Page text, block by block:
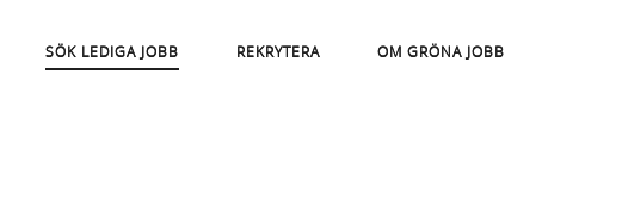
SÖK LEDIGA JOBB REKRYTERA OM GRÖNA JOBB